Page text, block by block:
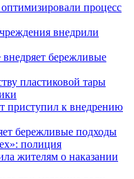
процесс
внедрили
бережливые
пластиковой тары
приступил к внедрению
бережливые подходы
полиция
жителям о наказании